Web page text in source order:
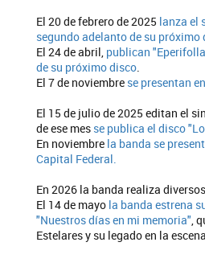
El 20 de febrero de 2025 lanza el
segundo adelanto de su próximo
El 24 de abril, publican
de su próximo disco.
El 7 de noviembre se presentan
El 15 de julio de 2025 editan el
de ese mes se publica el disco
En noviembre la banda se
Capital Federal.
En 2026 la banda realiza
El 14 de mayo la banda estrena
"Nuestros días en mi memoria",
Estelares y su legado en la